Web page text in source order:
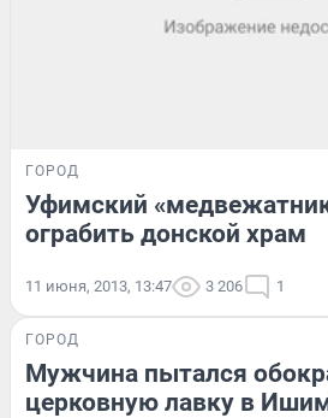
ГОРОД
Уфимский
ограбить донской храм
11 июня, 2013, 13:47 3 206 1
ГОРОД
Мужчина пытался
церковную лавку в